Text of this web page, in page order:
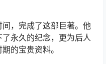
，完成了这部巨著。他
永久的纪念，更为后人
的宝贵资料。